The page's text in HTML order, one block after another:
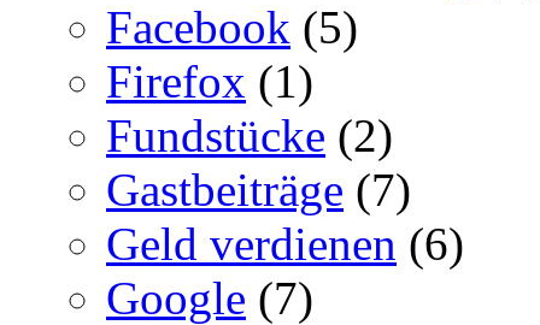
Facebook (5)
Firefox (1)
Fundstücke (2)
Gastbeiträge (7)
Geld verdienen (6)
Google (7)